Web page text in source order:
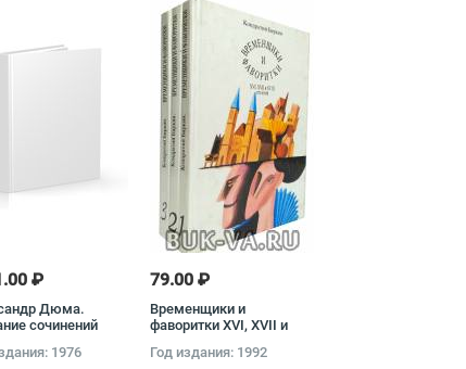
₽
Дюма.
сочинений
1976
79.00 ₽
Временщики и
фаворитки XVI, XVII и
из 3 книг) Кондратий
Год издания: 1992